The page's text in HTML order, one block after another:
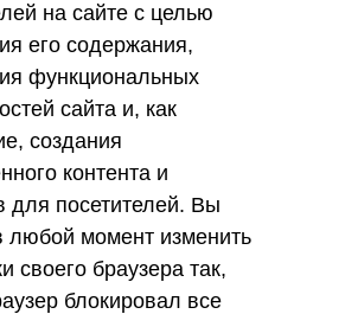
на сайте с целью
его содержания,
функциональных
сайта и, как
создания
контента и
для посетителей. Вы
любой момент изменить
своего браузера так,
блокировал все